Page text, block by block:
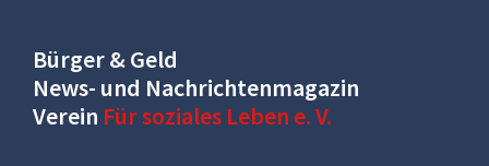
Bürger & Geld
News- und Nachrichtenmagazin
Verein Für soziales Leben e. V.